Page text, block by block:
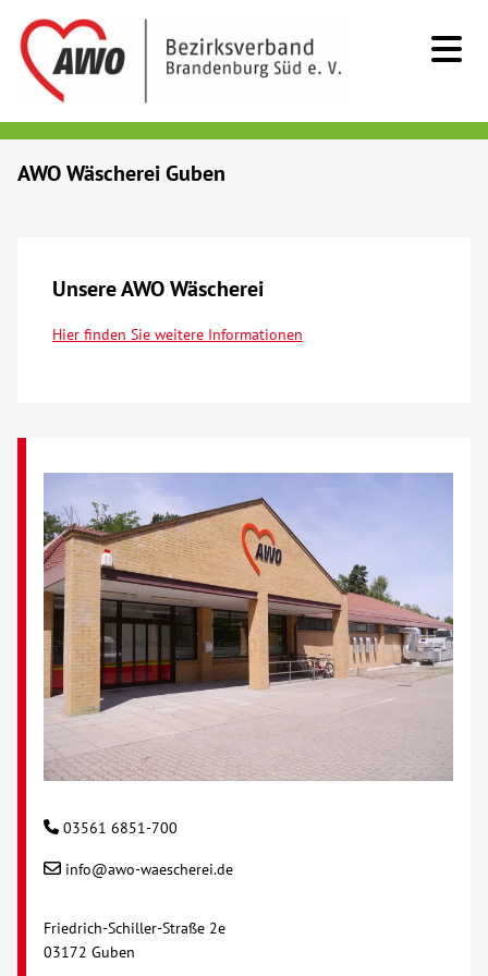
Menschen mit Behinderung
Beratung & Hilfe
Über uns
Veranstaltungen
Spenden
Mitmachen
Karriere
Ausbildung
Suche
AWO Wäscherei Guben
Unsere AWO Wäscherei
Hier finden Sie weitere Informationen
03561 6851-700
info@awo-waescherei.de
Friedrich-Schiller-Straße 2e
03172 Guben